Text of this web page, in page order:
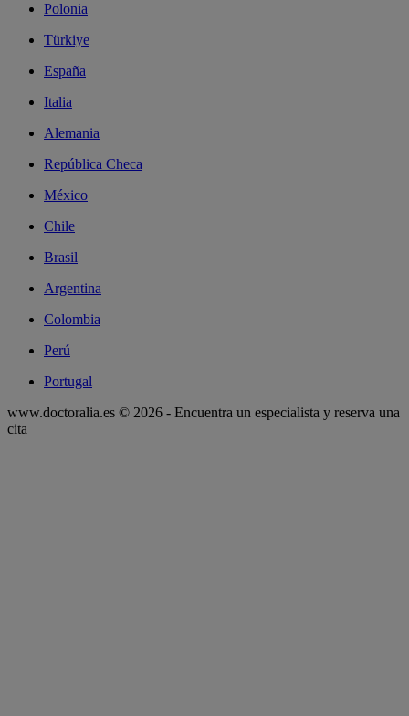
Polonia
Türkiye
España
Italia
Alemania
República Checa
México
Chile
Brasil
Argentina
Colombia
Perú
Portugal
www.doctoralia.es © 2026 - Encuentra un especialista y reserva una
cita